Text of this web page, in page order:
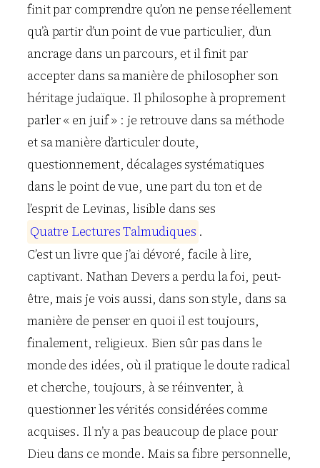
finit par comprendre qu’on ne pense réellement
qu’à partir d’un point de vue particulier, d’un
ancrage dans un parcours, et il finit par
accepter dans sa manière de philosopher son
héritage judaïque. Il philosophe à proprement
parler « en juif » : je retrouve dans sa méthode
et sa manière d’articuler doute,
questionnement, décalages systématiques
dans le point de vue, une part du ton et de
l’esprit de Levinas, lisible dans ses
Quatre LecturesTalmudiques .
C’est un livre que j’ai dévoré, facile à lire,
captivant. Nathan Devers a perdu la foi, peut-
être, mais je vois aussi, dans son style, dans sa
manière de penser en quoi il est toujours,
finalement, religieux. Bien sûr pas dans le
monde des idées, où il pratique le doute radical
et cherche, toujours, à se réinventer, à
questionner les vérités considérées comme
acquises. Il n’y a pas beaucoup de place pour
Dieu dans ce monde. Mais sa fibre personnelle,